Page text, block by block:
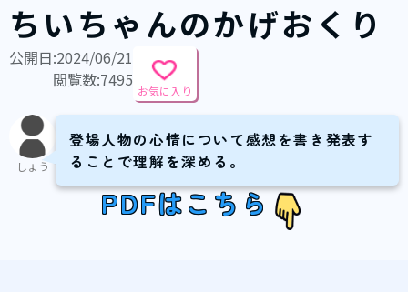
ちいちゃんのかげおくり
公開日:2024/06/21
閲覧数:7495
お気に入り
しょう
登場人物の心情について感想を書き発表す
ることで理解を深める。
PDFはこちら